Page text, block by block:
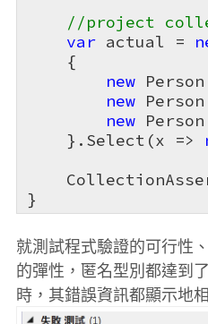
//project
var actual =
    {
new
new
new
    }.Select(x =>
}
就測試程式驗證的可行性
的彈性，匿名型別都達到
時，其錯誤資訊都顯示地